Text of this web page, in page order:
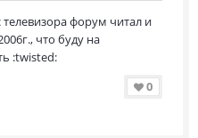
телевизора форум читал и
что буду на
:twisted:
0